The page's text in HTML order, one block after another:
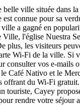
belle ville située dans
connue pour sa
a gagné en
Ville, l'église Nuestra
plus, les visiteurs
Wi-Fi de la ville. Si
consulter vos e-mails
Café Nativo et le
offrant du Wi-Fi
touriste, Cayey
rendre votre séjour